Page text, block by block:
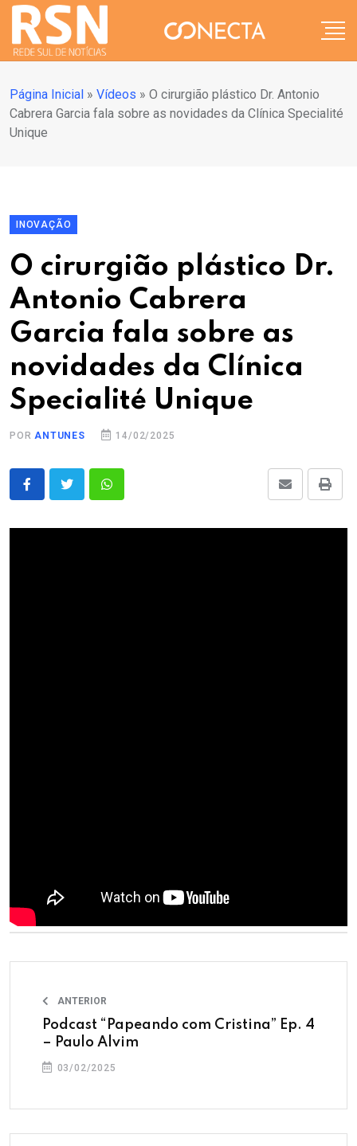
Página Inicial » Vídeos » O cirurgião plástico Dr. Antonio
Cabrera Garcia fala sobre as novidades da Clínica Specialité
Unique
INOVAÇÃO
O cirurgião plástico Dr.
Antonio Cabrera
Garcia fala sobre as
novidades da Clínica
Specialité Unique
PORANTUNES 14/02/2025
ANTERIOR
Podcast “Papeando com Cristina” Ep. 4
– Paulo Alvim
03/02/2025